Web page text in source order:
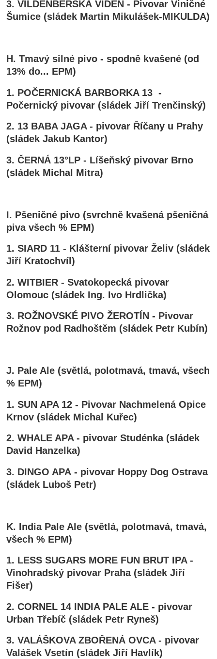
3. VILDENBERSKÁ VÍDEŇ - Pivovar Viničné
Šumice (sládek Martin Mikulášek-MIKULDA)
H. Tmavý silné pivo - spodně kvašené (od
13% do... EPM)
1. POČERNICKÁ BARBORKA 13 -
Počernický pivovar (sládek Jiří Trenčinský)
2. 13 BABA JAGA - pivovar Říčany u Prahy
(sládek Jakub Kantor)
3. ČERNÁ 13°LP - Líšeňský pivovar Brno
(sládek Michal Mitra)
I. Pšeničné pivo (svrchně kvašená pšeničná
piva všech % EPM)
1. SIARD 11 - Klášterní pivovar Želiv (sládek
Jiří Kratochvíl)
2. WITBIER - Svatokopecká pivovar
Olomouc (sládek Ing. Ivo Hrdlička)
3. ROŽNOVSKÉ PIVO ŽEROTÍN - Pivovar
Rožnov pod Radhoštěm (sládek Petr Kubín)
J. Pale Ale (světlá, polotmavá, tmavá, všech
% EPM)
1. SUN APA 12 - Pivovar Nachmelená Opice
Krnov (sládek Michal Kuřec)
2. WHALE APA - pivovar Studénka (sládek
David Hanzelka)
3. DINGO APA - pivovar Hoppy Dog Ostrava
(sládek Luboš Petr)
K. India Pale Ale (světlá, polotmavá, tmavá,
všech % EPM)
1. LESS SUGARS MORE FUN BRUT IPA -
Vinohradský pivovar Praha (sládek Jiří
Fišer)
2. CORNEL 14 INDIA PALE ALE - pivovar
Urban Třebíč (sládek Petr Ryneš)
3. VALÁŠKOVA ZBOŘENÁ OVCA - pivovar
Valášek Vsetín (sládek Jiří Havlík)